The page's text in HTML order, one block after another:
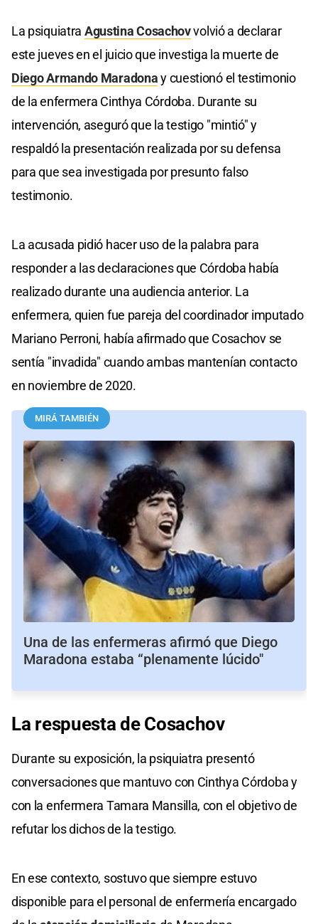
La psiquiatra Agustina Cosachovvolvió a declarar
este jueves en el juicio que investiga la muerte de
Diego Armando Maradonay cuestionó el testimonio
de la enfermera Cinthya Córdoba. Durante su
intervención, aseguró que la testigo "mintió" y
respaldó la presentación realizada por su defensa
para que sea investigada por presunto falso
testimonio.
La acusada pidió hacer uso de la palabra para
responder a las declaraciones que Córdoba había
realizado durante una audiencia anterior. La
enfermera, quien fue pareja del coordinador imputado
Mariano Perroni, había afirmado que Cosachov se
sentía "invadida" cuando ambas mantenían contacto
en noviembre de 2020.
MIRÁ TAMBIÉN
Una de las enfermeras afirmó que Diego
Maradona estaba “plenamente lúcido"
La respuesta de Cosachov
Durante su exposición, la psiquiatra presentó
conversaciones que mantuvo con Cinthya Córdoba y
con la enfermera Tamara Mansilla, con el objetivo de
refutar los dichos de la testigo.
En ese contexto, sostuvo que siempre estuvo
disponible para el personal de enfermería encargado